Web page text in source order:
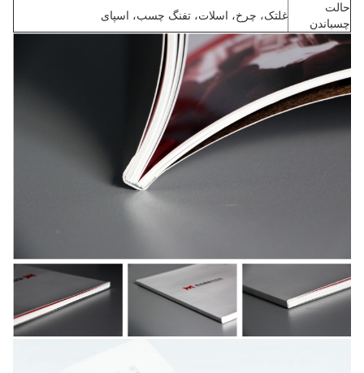
حالت
چسباندن
غلتک، چرخ، اسلات، تفنگ چسب، اسپای